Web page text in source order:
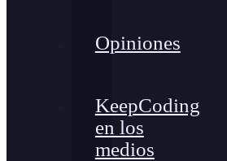
Opiniones
KeepCoding
en los
medios